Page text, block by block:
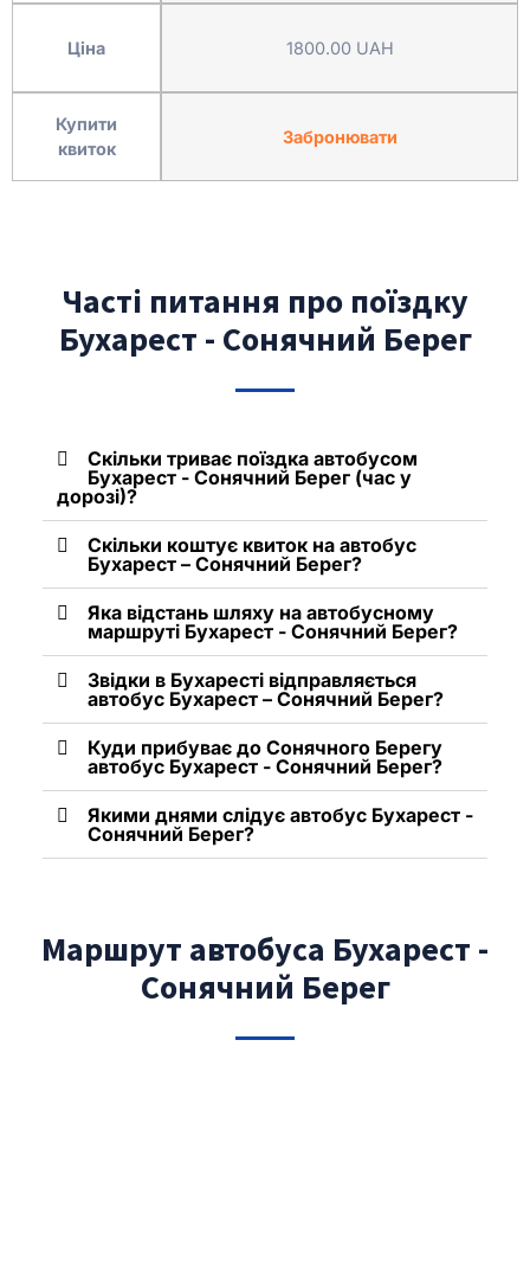
Ціна
Купити
квиток
1800.00 UAH
Забронювати
Часті питання про поїздку
Бухарест - Сонячний Берег
Скільки триває поїздка автобусом
Бухарест - Сонячний Берег (час у
дорозі)?
Скільки коштує квиток на автобус
Бухарест – Сонячний Берег?
Яка відстань шляху на автобусному
маршруті Бухарест - Сонячний Берег?
Звідки в Бухаресті відправляється
автобус Бухарест – Сонячний Берег?
Куди прибуває до Сонячного Берегу
автобус Бухарест - Сонячний Берег?
Якими днями слідує автобус Бухарест -
Сонячний Берег?
Маршрут автобуса Бухарест -
Сонячний Берег